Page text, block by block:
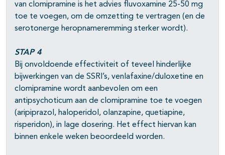
van clomipramine is het advies fluvoxamine 25-50 mg
toe te voegen, om de omzetting te vertragen (en de
serotonerge heropnameremming sterker wordt).
STAP 4
Bij onvoldoende effectiviteit of teveel hinderlijke
bijwerkingen van de SSRI’s, venlafaxine/duloxetine en
clomipramine wordt aanbevolen om een
antipsychoticum aan de clomipramine toe te voegen
(aripiprazol, haloperidol, olanzapine, quetiapine,
risperidon), in lage dosering. Het effect hiervan kan
binnen enkele weken beoordeeld worden.